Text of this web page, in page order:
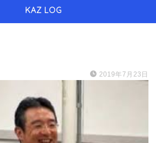
KAZ LOG
2019年7月23日